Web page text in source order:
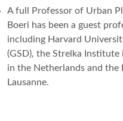
A full Professor of Urban
Boeri has been a guest
including Harvard
(GSD), the Strelka
in the Netherlands and the
Lausanne.